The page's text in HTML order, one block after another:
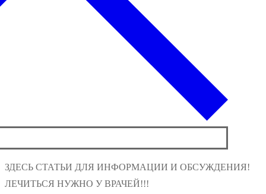
ЗДЕСЬ СТАТЬИ ДЛЯ ИНФОРМАЦИИ И ОБСУЖДЕНИЯ!
ЛЕЧИТЬСЯ НУЖНО У ВРАЧЕЙ!!!